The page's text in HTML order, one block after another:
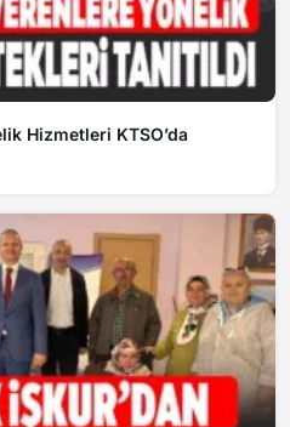
Hizmetleri KTSO’da